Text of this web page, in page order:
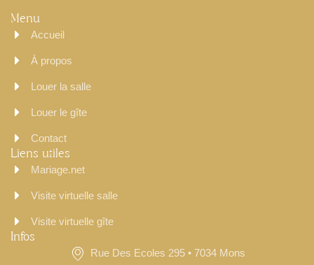
Menu
Accueil
À propos
Louer la salle
Louer le gîte
Contact
Liens utiles
Mariage.net
Visite virtuelle salle
Visite virtuelle gîte
Infos
Rue Des Ecoles 295 • 7034 Mons